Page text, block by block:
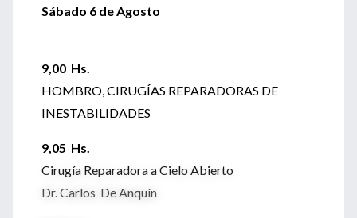
Sábado 6 de Agosto
9,00 Hs.
HOMBRO, CIRUGÍAS REPARADORAS DE
INESTABILIDADES
9,05 Hs.
Cirugía Reparadora a Cielo Abierto
Dr. Carlos De Anquín